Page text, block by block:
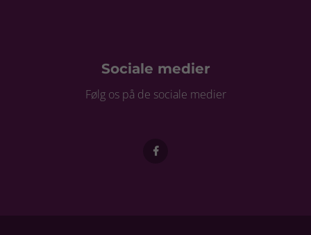
Sociale medier
Følg os på de sociale medier